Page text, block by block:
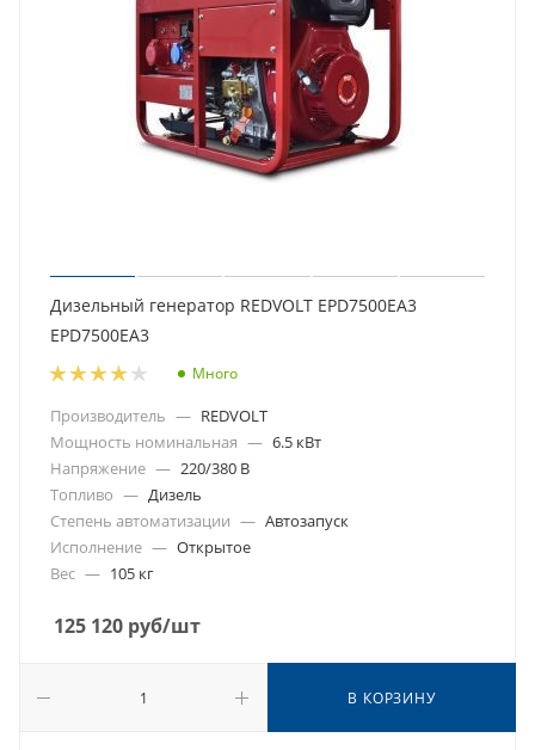
Дизельный генератор REDVOLT EPD7500EA3
EPD7500EA3
Много
Производитель — REDVOLT
Мощность номинальная — 6.5 кВт
Напряжение — 220/380 В
Топливо — Дизель
Степень автоматизации — Автозапуск
Исполнение — Открытое
Вес — 105 кг
125 120 руб/шт
В КОРЗИНУ